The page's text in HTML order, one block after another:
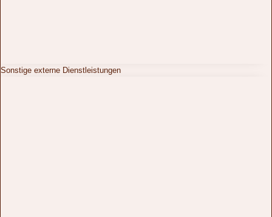
Sonstige externe Dienstleistungen